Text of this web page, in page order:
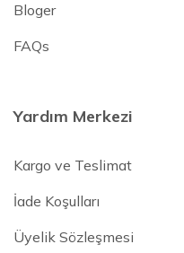
Bloger
FAQs
Yardım Merkezi
Kargo ve Teslimat
İade Koşulları
Üyelik Sözleşmesi